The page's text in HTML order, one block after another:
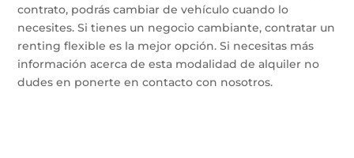
contrato, podrás cambiar de vehículo cuando lo
necesites. Si tienes un negocio cambiante, contratar un
renting flexible es la mejor opción. Si necesitas más
información acerca de esta modalidad de alquiler no
dudes en ponerte en contacto con nosotros.